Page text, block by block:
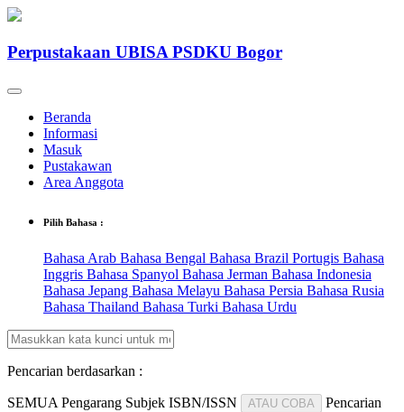
Perpustakaan UBISA PSDKU Bogor
Beranda
Informasi
Masuk
Pustakawan
Area Anggota
Pilih Bahasa :
Bahasa Arab Bahasa Bengal Bahasa Brazil Portugis Bahasa
Inggris Bahasa Spanyol Bahasa Jerman Bahasa Indonesia
Bahasa Jepang Bahasa Melayu Bahasa Persia Bahasa Rusia
Bahasa Thailand Bahasa Turki Bahasa Urdu
Pencarian berdasarkan :
SEMUA Pengarang Subjek ISBN/ISSN ATAU COBA
Pencarian